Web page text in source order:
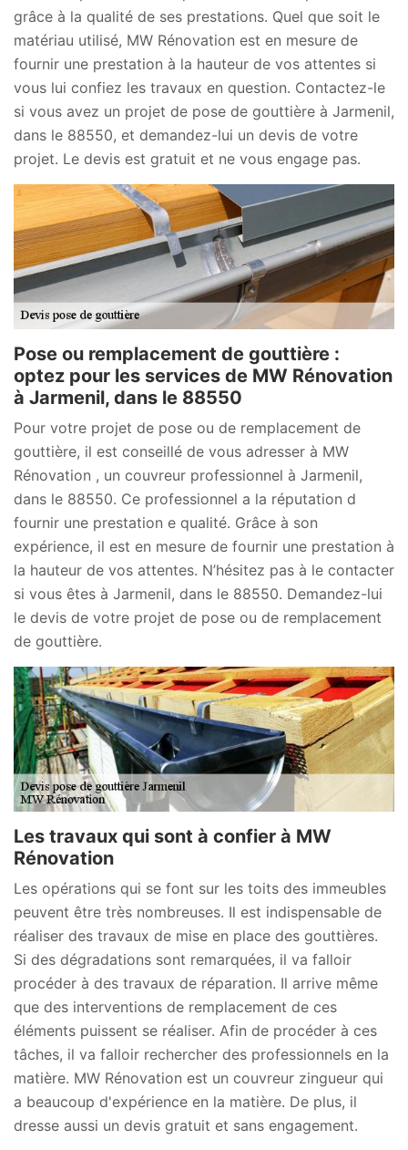
grâce à la qualité de ses prestations. Quel que soit le
matériau utilisé, MW Rénovation est en mesure de
fournir une prestation à la hauteur de vos attentes si
vous lui confiez les travaux en question. Contactez-le
si vous avez un projet de pose de gouttière à Jarmenil,
dans le 88550, et demandez-lui un devis de votre
projet. Le devis est gratuit et ne vous engage pas.
Pose ou remplacement de gouttière :
optez pour les services de MW Rénovation
à Jarmenil, dans le 88550
Pour votre projet de pose ou de remplacement de
gouttière, il est conseillé de vous adresser à MW
Rénovation , un couvreur professionnel à Jarmenil,
dans le 88550. Ce professionnel a la réputation d
fournir une prestation e qualité. Grâce à son
expérience, il est en mesure de fournir une prestation à
la hauteur de vos attentes. N’hésitez pas à le contacter
si vous êtes à Jarmenil, dans le 88550. Demandez-lui
le devis de votre projet de pose ou de remplacement
de gouttière.
Les travaux qui sont à confier à MW
Rénovation
Les opérations qui se font sur les toits des immeubles
peuvent être très nombreuses. Il est indispensable de
réaliser des travaux de mise en place des gouttières.
Si des dégradations sont remarquées, il va falloir
procéder à des travaux de réparation. Il arrive même
que des interventions de remplacement de ces
éléments puissent se réaliser. Afin de procéder à ces
tâches, il va falloir rechercher des professionnels en la
matière. MW Rénovation est un couvreur zingueur qui
a beaucoup d'expérience en la matière. De plus, il
dresse aussi un devis gratuit et sans engagement.